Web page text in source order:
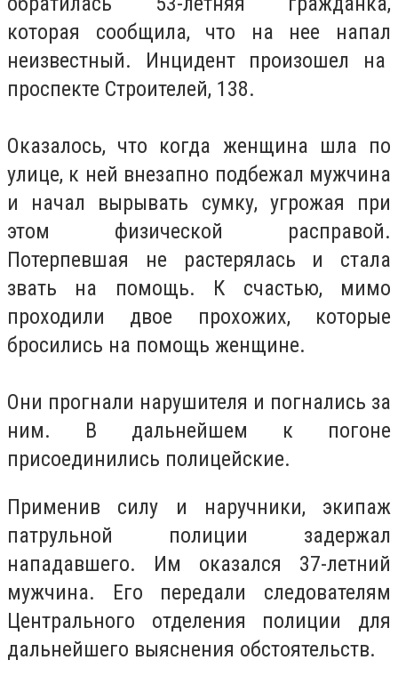
которая сообщила, что на нее напал
неизвестный. Инцидент произошел на
проспекте Строителей, 138.
Оказалось, что когда женщина шла по
улице, к ней внезапно подбежал мужчина
и начал вырывать сумку, угрожая при
этом физической расправой.
Потерпевшая не растерялась и стала
звать на помощь. К счастью, мимо
проходили двое прохожих, которые
бросились на помощь женщине.
Они прогнали нарушителя и погнались за
ним. В дальнейшем к погоне
присоединились полицейские.
Применив силу и наручники, экипаж
патрульной полиции задержал
нападавшего. Им оказался 37-летний
мужчина. Его передали следователям
Центрального отделения полиции для
дальнейшего выяснения обстоятельств.